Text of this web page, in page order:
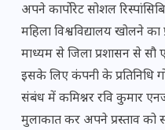
अपने कार्पोरेट सोशल
महिला विश्वविद्यालय खोलने
माध्यम से जिला प्रशासन से
इसके लिए कंपनी के
संबंध में कमिश्नर रवि कुमार
मुलाकात कर अपने प्रस्ताव को